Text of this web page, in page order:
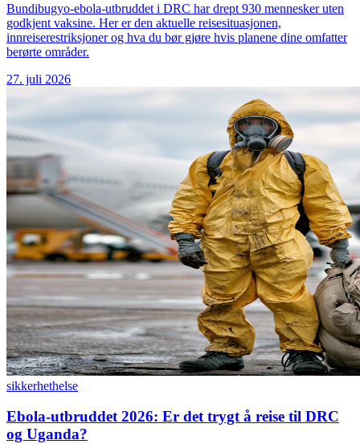
Bundibugyo-ebola-utbruddet i DRC har drept 930 mennesker uten
godkjent vaksine. Her er den aktuelle reisesituasjonen,
innreiserestriksjoner og hva du bør gjøre hvis planene dine omfatter
berørte områder.
27. juli 2026
sikkerhethelse
Ebola-utbruddet 2026: Er det trygt å reise til DRC
og Uganda?